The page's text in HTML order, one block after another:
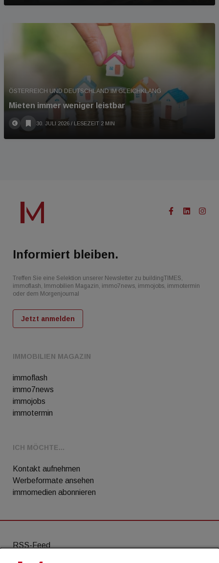
ÖSTERREICH UND DEUTSCHLAND IM GLEICHKLANG
Mieten immer weniger leistbar
30. JULI 2026 / LESEZEIT 2 MIN
IMMOBILIEN MAGAZIN
immoflash
immo7news
immojobs
immotermin
ICH MÖCHTE...
Kontakt aufnehmen
Werbeformate ansehen
immomedien abonnieren
Informiert bleiben.
Treffen Sie eine Selektion unserer Newsletter zu buildingTIMES,
immoflash, Immobilien Magazin, immo7news, immojobs, immotermin
oder dem Morgenjournal
Jetzt anmelden
RSS-Feed